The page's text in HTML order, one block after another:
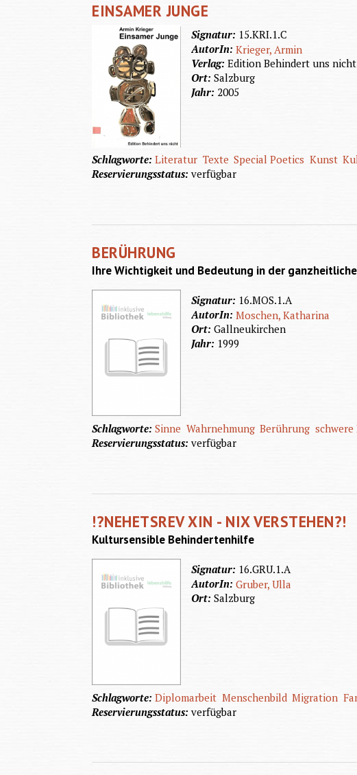
EINSAMER JUNGE
Signatur: 15.KRI.1.C
AutorIn:Krieger, Armin
Verlag:Edition Behindert uns nicht
Ort:Salzburg
Jahr: 2005
Schlagworte:Literatur Texte Special Poetics Kunst
Reservierungsstatus:verfügbar
BERÜHRUNG
Ihre Wichtigkeit und Bedeutung in der
Signatur: 16.MOS.1.A
AutorIn:Moschen, Katharina
Ort:Gallneukirchen
Jahr: 1999
Schlagworte:Sinne Wahrnehmung Berührung schwere
Reservierungsstatus:verfügbar
!?NEHETSREV XIN - NIX VERSTEHEN?!
Kultursensible Behindertenhilfe
Signatur: 16.GRU.1.A
AutorIn:Gruber, Ulla
Ort:Salzburg
Schlagworte:Diplomarbeit Menschenbild Migration
Reservierungsstatus:verfügbar